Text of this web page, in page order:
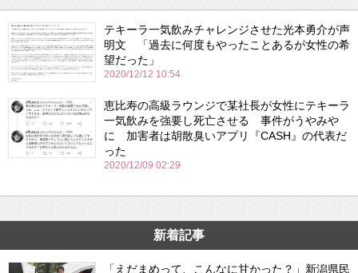
テキーラ一気飲みチャレンジさせた光本勇介が声
明文 「過去に何度もやったことあるが女性の希
望だった」
2020/12/12 10:54
恵比寿の高級ラウンジで某社長が女性にテキーラ
一気飲みを強要し死亡させる 事件がうやみや
に 加害者は胡散臭いアプリ『CASH』の代表だ
った
2020/12/09 02:29
新着記事
「えだまめって、こんなに甘かった？」新潟県民